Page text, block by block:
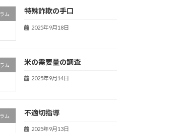
ム 特殊詐欺の手口
2025年9月18日
ム 米の需要量の調査
2025年9月14日
ム 不適切指導
2025年9月13日